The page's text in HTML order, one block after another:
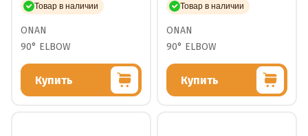
Товар в наличии
ONAN
90° ELBOW
Купить
Товар в наличии
ONAN
90° ELBOW
Купить